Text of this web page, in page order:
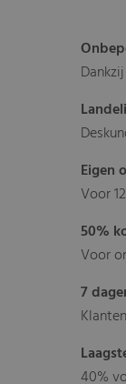
Eigen
Voor
50%
Voor
7
40%